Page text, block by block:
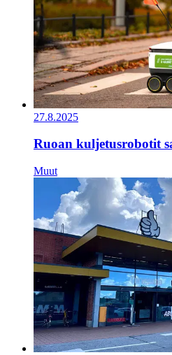
27.8.2025
Ruoan kuljetusrobotit
Muut